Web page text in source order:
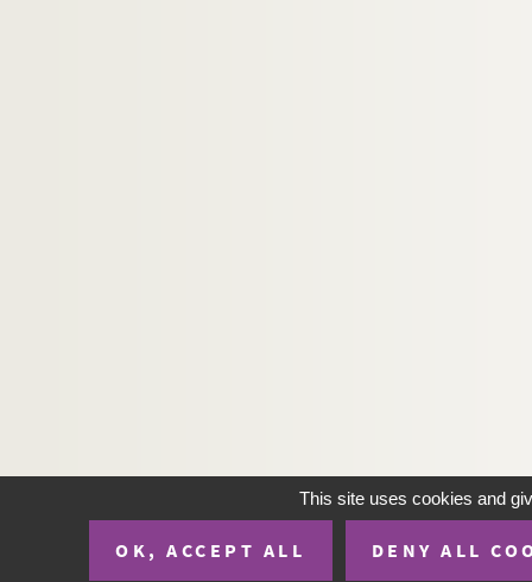
This site uses cookies and
OK, ACCEPT ALL DENY ALL